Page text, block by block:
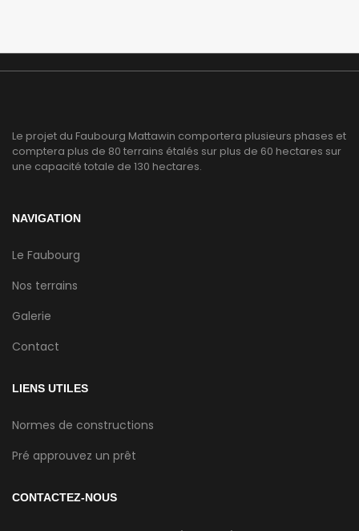
Le projet du Faubourg Mattawin comportera plusieurs phases et
comptera plus de 80 terrains étalés sur plus de 60 hectares sur
une capacité totale de 130 hectares.
NAVIGATION
Le Faubourg
Nos terrains
Galerie
Contact
LIENS UTILES
Normes de constructions
Pré approuvez un prêt
CONTACTEZ-NOUS